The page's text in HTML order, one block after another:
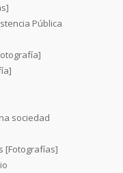
Pública
sociedad
[Fotografías]